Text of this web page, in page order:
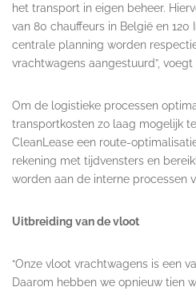
het transport in eigen beheer.
van 80 chauffeurs in België en 120
centrale planning worden
vrachtwagens aangestuurd”,
Om de logistieke processen
transportkosten zo laag mogelijk
CleanLease een route-
rekening met tijdvensters en
worden aan de interne processen
Uitbreiding van de vloot
“Onze vloot vrachtwagens is een
Daarom hebben we opnieuw tien